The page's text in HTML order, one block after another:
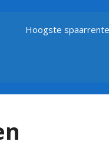
Hoogste spaarrente